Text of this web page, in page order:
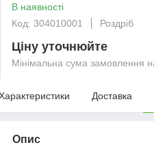
В наявності
Код: 304010001
Роздріб
Ціну уточнюйте
Мінімальна сума замовлення
Доставка
Опис